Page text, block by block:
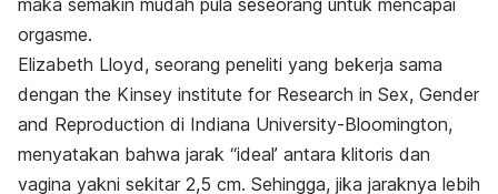
orgasme.
Elizabeth Lloyd, seorang peneliti yang bekerja sama
dengan the Kinsey institute for Research in Sex, Gender
and Reproduction di Indiana University-Bloomington,
menyatakan bahwa jarak “ideal’ antara klitoris dan
vagina yakni sekitar 2,5 cm. Sehingga, jika jaraknya lebih